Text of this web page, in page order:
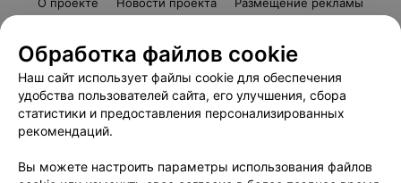
Пользовательское соглашение
Способы оплаты
Вакансии
Партнеры
Написать руководителю 103.by
Обработка персональных данных
Обработка файлов cookie
Наш сайт использует файлы cookie для обеспечения
удобства пользователей сайта, его улучшения, сбора
статистики и предоставления персонализированных
рекомендаций.
Вы можете настроить параметры использования файлов